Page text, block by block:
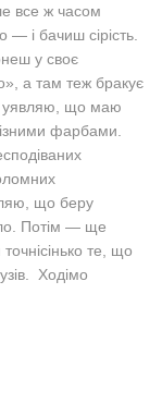
все ж часом
— і бачиш сірість.
у своє
а там теж бракує
уявляю, що маю
фарбами.
що беру
Потім — ще
те, що
Ходімо